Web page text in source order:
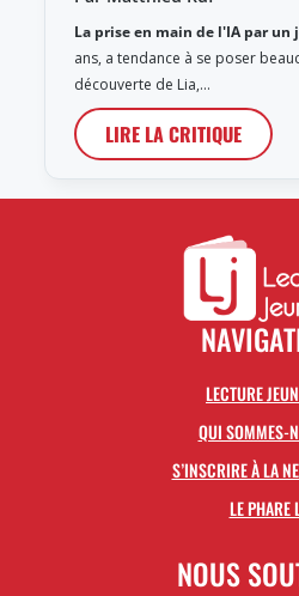
La prise en main de l'IA par un
ans, a tendance à se poser
découverte de Lia,…
LIRE LA CRITIQUE
LECTURE
QUI SOMMES-
S’INSCRIRE À LA
LE PHARE
NOUS